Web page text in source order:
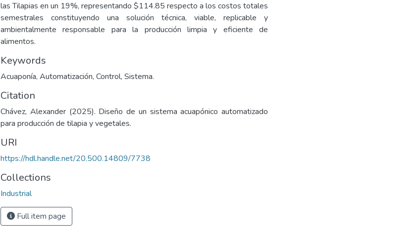
las Tilapias en un 19%, representando $114.85 respecto a los costos totales
semestrales constituyendo una solución técnica, viable, replicable y
ambientalmente responsable para la producción limpia y eficiente de
alimentos.
Keywords
Acuaponía, Automatización, Control, Sistema.
Citation
Chávez, Alexander (2025). Diseño de un sistema acuapónico automatizado
para producción de tilapia y vegetales.
URI
https://hdl.handle.net/20.500.14809/7738
Collections
Industrial
Full item page